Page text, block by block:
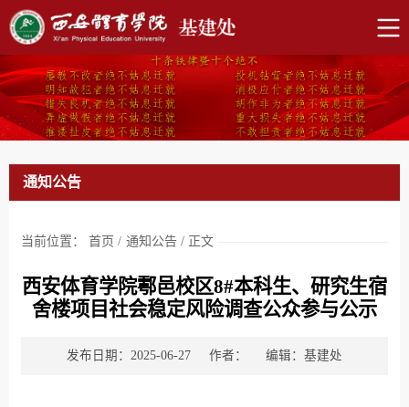
通知公告
当前位置： 首页 / 通知公告 / 正文
西安体育学院鄠邑校区8#本科生、研究生宿
舍楼项目社会稳定风险调查公众参与公示
发布日期：2025-06-27 作者： 编辑：基建处